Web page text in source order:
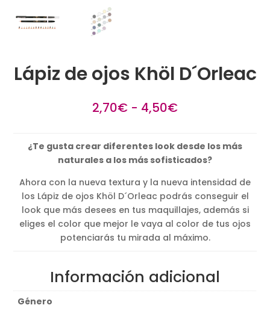
Lápiz de ojos Khöl D´Orleac
2,70€ - 4,50€Rango
desde
2,70€
hasta
4,50€
¿Te gusta crear diferentes look desde los más
naturales a los más sofisticados?
Ahora con la nueva textura y la nueva intensidad de
los Lápiz de ojos Khöl D´Orleac podrás conseguir el
look que más desees en tus maquillajes, además si
eliges el color que mejor le vaya al color de tus ojos
potenciarás tu mirada al máximo.
Información adicional
Género